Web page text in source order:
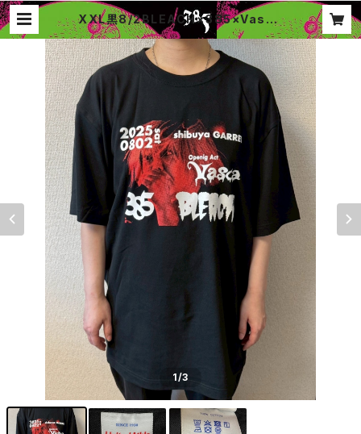
XXL黒8/2BLEACH×385×Vasca
ライブTシャツ | 385music
1/3